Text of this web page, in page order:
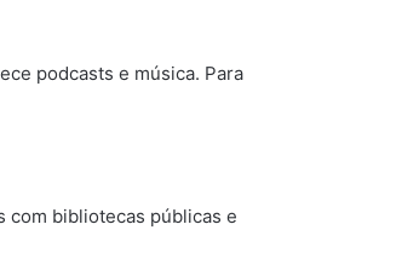
podcasts e música. Para
com bibliotecas públicas e